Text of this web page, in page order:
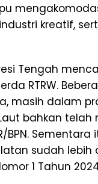
kreatif,
Tengah
RTRW.
masih dalam
bahkan telah
Sementara
sudah lebih
1 Tahun